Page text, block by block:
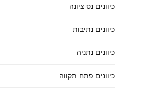
כיוונים נס ציונה
כיוונים נתיבות
כיוונים נתניה
כיוונים פתח-תקווה